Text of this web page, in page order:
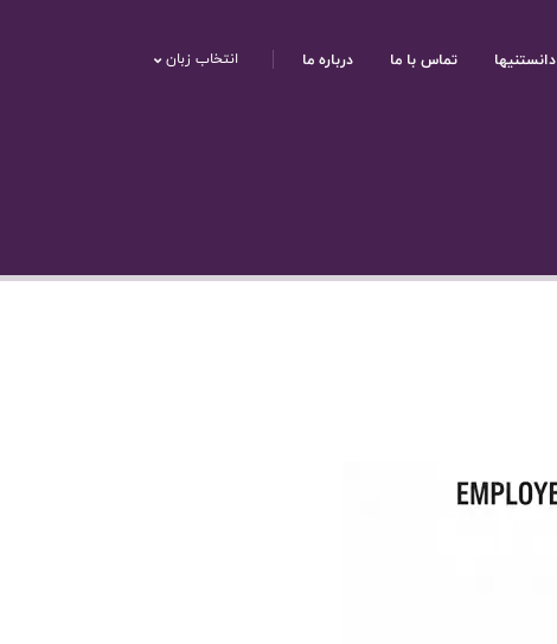
تماس با ما درباره ما انتخاب زبان